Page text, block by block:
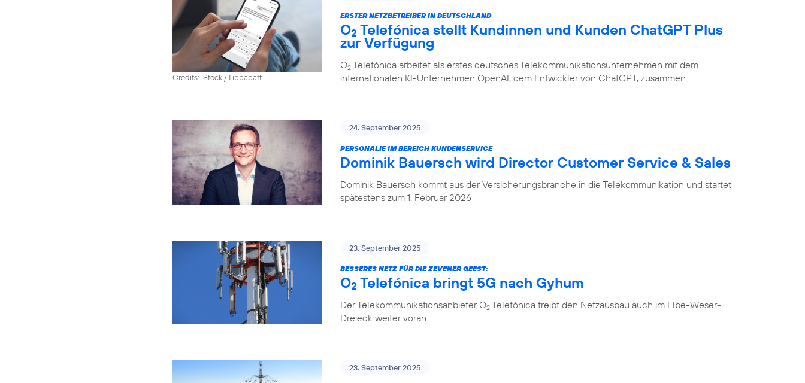
Credits: iStock / Tippapatt
ERSTER NETZBETREIBER IN DEUTSCHLAND
O2 Telefónica stellt Kundinnen und Kunden ChatGPT Plus
zur Verfügung
O2 Telefónica arbeitet als erstes deutsches Telekommunikationsunternehmen mit dem
internationalen KI-Unternehmen OpenAI, dem Entwickler von ChatGPT, zusammen.
24. September 2025
PERSONALIE IM BEREICH KUNDENSERVICE
Dominik Bauersch wird Director Customer Service & Sales
Dominik Bauersch kommt aus der Versicherungsbranche in die Telekommunikation und startet
spätestens zum 1. Februar 2026
23. September 2025
BESSERES NETZ FÜR DIE ZEVENER GEEST:
O2 Telefónica bringt 5G nach Gyhum
Der Telekommunikationsanbieter O2 Telefónica treibt den Netzausbau auch im Elbe-Weser-
Dreieck weiter voran.
23. September 2025